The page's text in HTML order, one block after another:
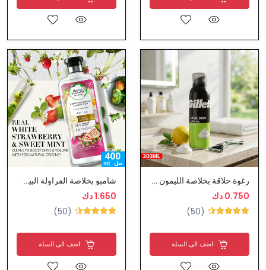
رغوة حلاقة بخلاصة الليمون - جيليت
0.750 دك
(50)
اضف الى السلة
شامبو بخلاصة الفراولة البيضاء و النعناع من هيربال ايسنس
1.650 دك
(50)
اضف الى السلة